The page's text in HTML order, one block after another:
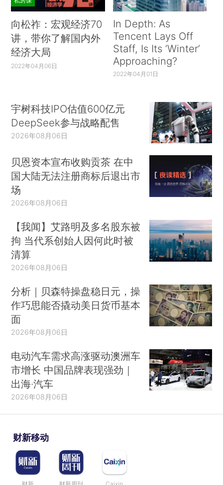
向松祚：宏观经济70
讲，带你了解国内外
经济大局
2022年04月06日
In Depth: As
Tencent Lays Off
Staff, Is Its ‘Winter’
Approaching?
2022年04月01日
宇树科技IPO估值600亿元
DeepSeek参与战略配售
2026年08月06日
贝恩资本宣布收购贡茶 在中
国大陆无法注册商标后退出市
场
2026年08月06日
【我闻】艾路明及多名股东被
拘 当代系创始人因何此时被
清算
2026年08月06日
分析｜贝森特操盘稳日元，操
作巧思能否撬动美日货币基本
面
2026年08月06日
电动汽车需求高涨驱动澳洲车
市增长 中国品牌表现强劲｜
出海·汽车
2026年08月06日
财新移动